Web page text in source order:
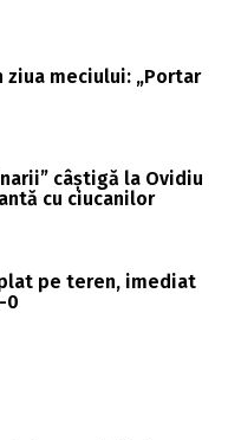
meciului: „Portar
câștigă la Ovidiu
cu ciucanilor
pe teren, imediat
0